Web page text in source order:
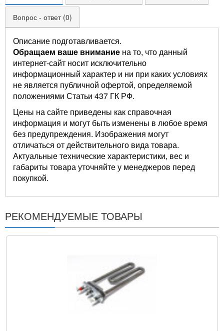
Вопрос - ответ (0)
Описание подготавливается.
Обращаем ваше внимание на то, что данный
интернет-сайт носит исключительно
информационный характер и ни при каких условиях
не является публичной офертой, определяемой
положениями Статьи 437 ГК РФ.
Цены на сайте приведены как справочная
информация и могут быть изменены в любое время
без предупреждения. Изображения могут
отличаться от действительного вида товара.
Актуальные технические характеристики, вес и
габариты товара уточняйте у менеджеров перед
покупкой.
РЕКОМЕНДУЕМЫЕ ТОВАРЫ